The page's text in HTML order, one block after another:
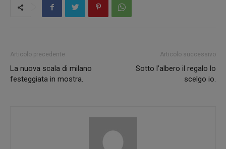
Articolo precedente
La nuova scala di milano
festeggiata in mostra.
Articolo successivo
Sotto l’albero il regalo lo
scelgo io.